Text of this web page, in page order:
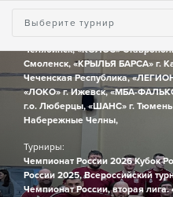
Выберите турнир
«БасКИ» г. Санкт-Петербург,
Челябинск, «КОЛОС»
Смоленск, «КРЫЛЬЯ БАРСА» г.
Чеченская Республика,
«ЛОКО» г. Ижевск, «МБА-
г.о. Люберцы, «ШАНС» г.
Набережные Челны,
Турниры:
Чемпионат России 2026 Кубок
России 2025, Всероссийский
Чемпионат России, вторая лига.